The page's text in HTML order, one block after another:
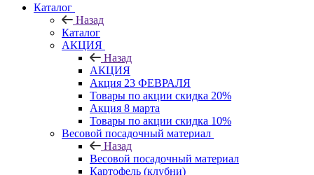
Каталог
Назад
Каталог
АКЦИЯ
Назад
АКЦИЯ
Акция 23 ФЕВРАЛЯ
Товары по акции скидка 20%
Акция 8 марта
Товары по акции скидка 10%
Весовой посадочный материал
Назад
Весовой посадочный материал
Картофель (клубни)